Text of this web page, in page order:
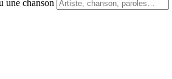
une chanson